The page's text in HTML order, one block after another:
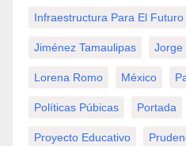
Infraestructura Para El Futuro
Jiménez Tamaulipas Jorge
Lorena Romo México
Políticas Púbicas Portada
Proyecto Educativo